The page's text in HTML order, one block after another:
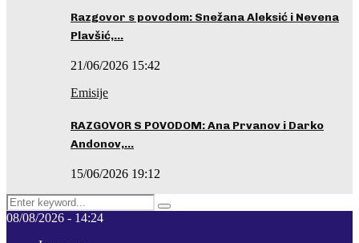
Razgovor s povodom: Snežana Aleksić i Nevena
Plavšić,…
21/06/2026 15:42
Emisije
RAZGOVOR S POVODOM: Ana Prvanov i Darko
Andonov,…
15/06/2026 19:12
Search
for:
Pretraga
08/08/2026 - 14:24